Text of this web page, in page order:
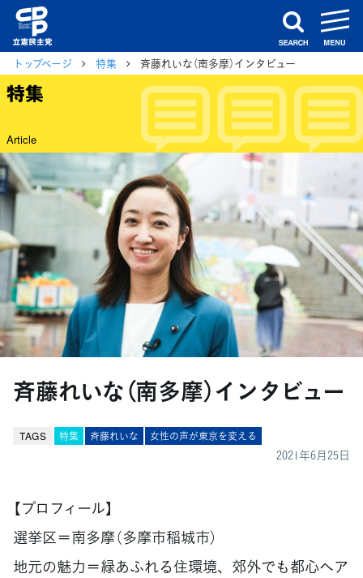
search
トップページ 特集 斉藤れいな（南多摩）インタビュー
特集
Article
斉藤れいな（南多摩）インタビュー
TAGS 特集 斉藤れいな 女性の声が東京を変える
2021年6月25日
【プロフィール】
選挙区＝南多摩（多摩市稲城市）
地元の魅力＝緑あふれる住環境、郊外でも都心へア